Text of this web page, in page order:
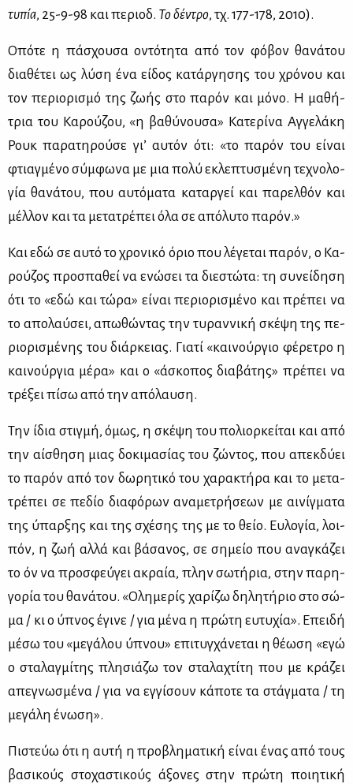
τυ­πία, 25-9-98 και πε­ριοδ. Το δέ­ντρο, τχ. 177-178, 2010).
Οπό­τε η πά­σχου­σα οντό­τη­τα από τον φό­βον θα­νά­του
δια­θέ­τει ως λύ­ση ένα εί­δος κα­τάρ­γη­σης του χρό­νου και
τον πε­ριο­ρι­σμό της ζω­ής στο πα­ρόν και μό­νο. Η μα­θή­
τρια του Κα­ρού­ζου, «η βα­θύ­νου­σα» Κα­τε­ρί­να Αγ­γε­λά­κη
Ρουκ πα­ρα­τη­ρού­σε γι’ αυ­τόν ότι: «το πα­ρόν του εί­ναι
φτιαγ­μέ­νο σύμ­φω­να με μια πο­λύ εκλε­πτυ­σμέ­νη τε­χνο­λο­
γία θα­νά­του, που αυ­τό­μα­τα κα­ταρ­γεί και πα­ρελ­θόν και
μέλ­λον και τα με­τα­τρέ­πει όλα σε από­λυ­το πα­ρόν.»
Και εδώ σε αυ­τό το χρο­νι­κό όριο που λέ­γε­ται πα­ρόν, ο Κα­
ρού­ζος προ­σπα­θεί να ενώ­σει τα διε­στώ­τα: τη συ­νεί­δη­ση
ότι το «εδώ και τώ­ρα» εί­ναι πε­ριο­ρι­σμέ­νο και πρέ­πει να
το απο­λαύ­σει, απω­θώ­ντας την τυ­ραν­νι­κή σκέ­ψη της πε­
ριο­ρι­σμέ­νης του διάρ­κειας. Για­τί «και­νούρ­γιο φέ­ρε­τρο η
και­νούρ­για μέ­ρα» και ο «άσκο­πος δια­βά­της» πρέ­πει να
τρέ­ξει πί­σω από την από­λαυ­ση.
Την ίδια στιγ­μή, όμως, η σκέ­ψη του πο­λιορ­κεί­ται και από
την αί­σθη­ση μιας δο­κι­μα­σί­ας του ζώ­ντος, που απεκ­δύ­ει
το πα­ρόν από τον δω­ρη­τι­κό του χα­ρα­κτή­ρα και το με­τα­
τρέ­πει σε πε­δίο δια­φό­ρων ανα­με­τρή­σε­ων με αι­νίγ­μα­τα
της ύπαρ­ξης και της σχέ­σης της με το θείο. Ευ­λο­γία, λοι­
πόν, η ζωή αλ­λά και βά­σα­νος, σε ση­μείο που ανα­γκά­ζει
το όν να προ­σφεύ­γει ακραία, πλην σω­τή­ρια, στην πα­ρη­
γο­ρία του θα­νά­του. «Ολη­με­ρίς χα­ρί­ζω δη­λη­τή­ριο στο σώ­
μα / κι ο ύπνος έγι­νε / για μέ­να η πρώ­τη ευ­τυ­χία». Επει­δή
μέ­σω του «με­γά­λου ύπνου» επι­τυγ­χά­νε­ται η θέ­ω­ση «εγώ
ο στα­λαγ­μί­της πλη­σιά­ζω τον στα­λα­χτί­τη που με κρά­ζει
απε­γνω­σμέ­να / για να εγ­γί­σουν κά­πο­τε τα στάγ­μα­τα / τη
με­γά­λη ένω­ση».
Πι­στεύω ότι η αυ­τή η προ­βλη­μα­τι­κή εί­ναι ένας από τους
βα­σι­κούς στο­χα­στι­κούς άξο­νες στην πρώ­τη ποι­η­τι­κή